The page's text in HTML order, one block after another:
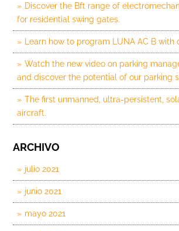
Discover the Bft range of
for residential swing gates.
Learn how to program LUNA AC B with
Watch the new video on parking
and discover the potential of our parking
The first unmanned, ultra-persistent,
aircraft.
ARCHIVO
julio 2021
junio 2021
mayo 2021